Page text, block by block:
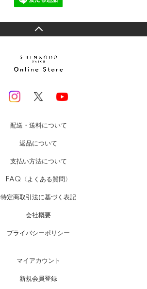
配送・送料について
返品について
支払い方法について
FAQ〈よくある質問〉
特定商取引法に基づく表記
会社概要
プライバシーポリシー
マイアカウント
新規会員登録